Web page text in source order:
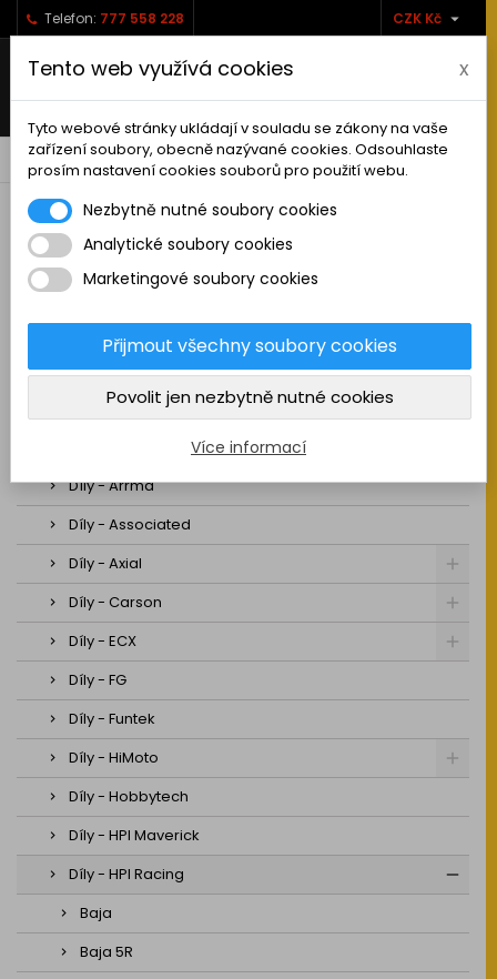
Telefon: 777 558 228 CZK Kč 
   shopping_cart0
RC AUTA
Sestavená auta elektro
Stavebnice aut elektro
Auta na spalovací motor
Náhradní díly
Díly - Arrma
Díly - Associated
Díly - Axial
Díly - Carson
Díly - ECX
Díly - FG
Díly - Funtek
Díly - HiMoto
Díly - Hobbytech
Díly - HPI Maverick
Díly - HPI Racing
Baja
Baja 5R
Tento web využívá cookies x
Tyto webové stránky ukládají v souladu se zákony na vaše
zařízení soubory, obecně nazývané cookies. Odsouhlaste
prosím nastavení cookies souborů pro použití webu.
Nezbytně nutné soubory cookies
Analytické soubory cookies
Marketingové soubory cookies
Přijmout všechny soubory cookies
Povolit jen nezbytně nutné cookies
Více informací